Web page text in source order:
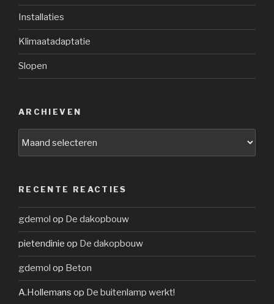
Installaties
Klimaatadaptatie
Slopen
ARCHIEVEN
RECENTE REACTIES
gdemol op De dakopbouw
pietendinie op De dakopbouw
gdemol op Beton
A.Hollemans op De buitenlamp werkt!